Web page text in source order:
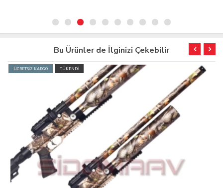
Bu Ürünler de İlginizi Çekebilir
ÜCRETSİZ KARGO TÜKENDİ